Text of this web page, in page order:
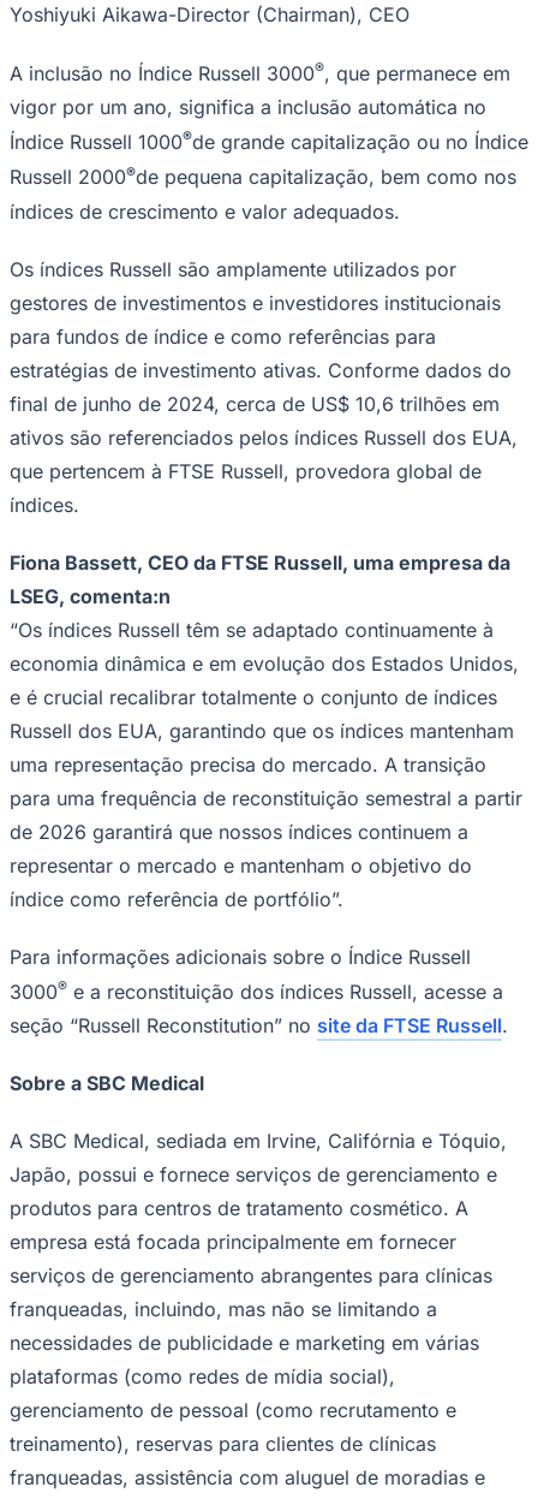
Hub de Negócios
Selo Verificado
Portal Educacional
Agenda de Vestibulares
Vagas de Emprego
Panorama Econômico
Para Sua Empresa
Anuncie no Portal
Verificar EmpresaNovo
Anunciar VagasNovo
NBA
NFL
Fórmula 1
Tênis (ATP)
NHL
Vôlei
NBB
Competições de Futebol
Brasileirão Série A
Brasileirão Série B
Copa do Brasil
Libertadores
Sul-Americana
Copa América
Champions League
Premier League
La Liga
Mundial 2026
Times - Ir direto
Yoshiyuki Aikawa-Director (Chairman), CEO
A inclusão no Índice Russell 3000®, que permanece em
vigor por um ano, significa a inclusão automática no
Índice Russell 1000®de grande capitalização ou no Índice
Russell 2000®de pequena capitalização, bem como nos
índices de crescimento e valor adequados.
Os índices Russell são amplamente utilizados por
gestores de investimentos e investidores institucionais
para fundos de índice e como referências para
estratégias de investimento ativas. Conforme dados do
final de junho de 2024, cerca de US$ 10,6 trilhões em
ativos são referenciados pelos índices Russell dos EUA,
que pertencem à FTSE Russell, provedora global de
índices.
Fiona Bassett, CEO da FTSE Russell, uma empresa da
LSEG, comenta:n
“Os índices Russell têm se adaptado continuamente à
economia dinâmica e em evolução dos Estados Unidos,
e é crucial recalibrar totalmente o conjunto de índices
Russell dos EUA, garantindo que os índices mantenham
uma representação precisa do mercado. A transição
para uma frequência de reconstituição semestral a partir
de 2026 garantirá que nossos índices continuem a
representar o mercado e mantenham o objetivo do
índice como referência de portfólio”.
Para informações adicionais sobre o Índice Russell
3000® e a reconstituição dos índices Russell, acesse a
seção “Russell Reconstitution” no site da FTSE Russell.
Sobre a SBC Medical
A SBC Medical, sediada em Irvine, Califórnia e Tóquio,
Japão, possui e fornece serviços de gerenciamento e
produtos para centros de tratamento cosmético. A
empresa está focada principalmente em fornecer
serviços de gerenciamento abrangentes para clínicas
franqueadas, incluindo, mas não se limitando a
necessidades de publicidade e marketing em várias
plataformas (como redes de mídia social),
gerenciamento de pessoal (como recrutamento e
treinamento), reservas para clientes de clínicas
franqueadas, assistência com aluguel de moradias e